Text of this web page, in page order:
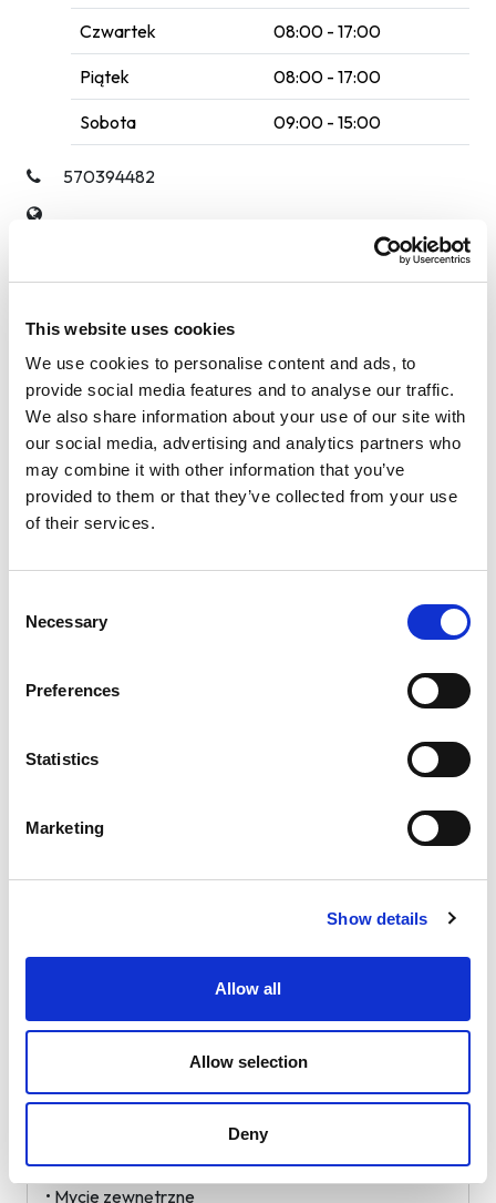
This website uses cookies
We use cookies to personalise content and ads, to
provide social media features and to analyse our traffic.
We also share information about your use of our site with
our social media, advertising and analytics partners who
may combine it with other information that you’ve
provided to them or that they’ve collected from your use
of their services.
Selection
Necessary
Preferences
Statistics
Marketing
Show details
Allow all
Allow selection
Deny
Czwartek 08:00 - 17:00
Piątek 08:00 - 17:00
Sobota 09:00 - 15:00
570394482
Poczekalnia
Płyn do spryskiwaczy
Usługi auto SPA
Max. wysokość: 230 cm
Mycie zewnętrzne
• Mycie zewnętrzne
• Mycie zewnętrzne
Mycie zewnętrzne z woskowaniem
• Mycie zewnętrzne
Komplet z woskowaniem
Usługa zawiera:
• Mycie zewnętrzne